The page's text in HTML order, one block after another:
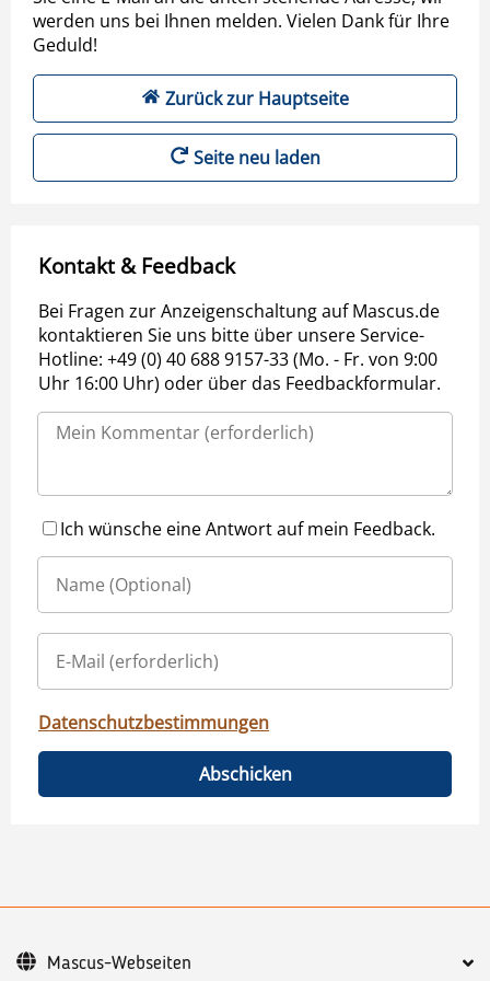
werden uns bei Ihnen melden. Vielen Dank für Ihre
Geduld!
Zurück zur Hauptseite
Seite neu laden
Kontakt & Feedback
Bei Fragen zur Anzeigenschaltung auf Mascus.de
kontaktieren Sie uns bitte über unsere Service-
Hotline: +49 (0) 40 688 9157-33 (Mo. - Fr. von 9:00
Uhr 16:00 Uhr) oder über das Feedbackformular.
Ich wünsche eine Antwort auf mein Feedback.
Datenschutzbestimmungen
Abschicken
Mascus-Webseiten